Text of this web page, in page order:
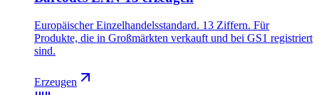
Europäischer Einzelhandelsstandard. 13 Ziffern. Für
Produkte, die in Großmärkten verkauft und bei GS1 registriert
sind.
Erzeugen